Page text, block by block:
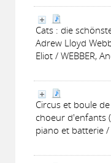
Cats : die
Adrew Lloyd
Eliot / WEBBER,
Circus et boule
choeur d'enfants
piano et batterie /